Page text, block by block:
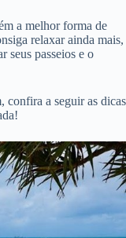
a melhor forma de
relaxar ainda mais,
seus passeios e o
confira a seguir as dicas